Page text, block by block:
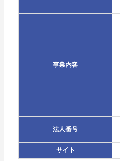
事業内容
法人番号
サイト